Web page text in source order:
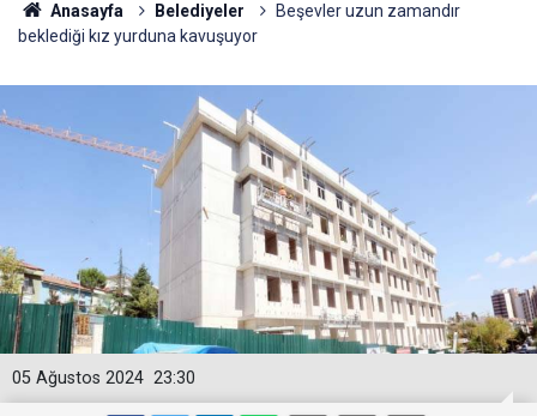
Anasayfa Belediyeler
Beşevler uzun zamandır
beklediği kız yurduna kavuşuyor
23:30
05 Ağustos 2024